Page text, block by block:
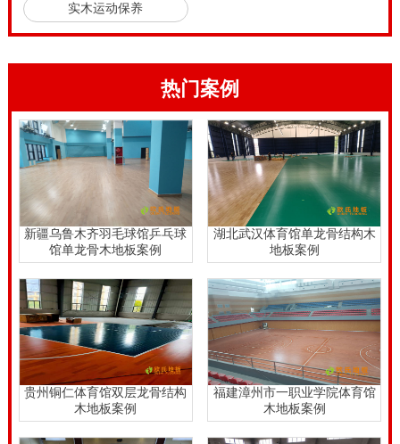
实木运动保养
热门案例
新疆乌鲁木齐羽毛球馆乒乓球
馆单龙骨木地板案例
湖北武汉体育馆单龙骨结构木
地板案例
贵州铜仁体育馆双层龙骨结构
木地板案例
福建漳州市一职业学院体育馆
木地板案例